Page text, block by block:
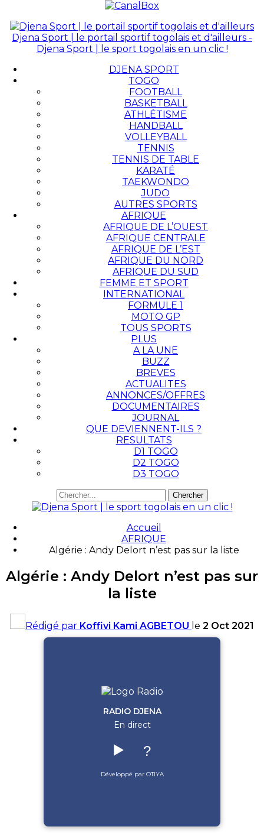
Djena Sport | le portail sportif togolais et d'ailleurs -
Djena Sport | le sport togolais en un clic !
DJENA SPORT
TOGO
FOOTBALL
BASKETBALL
ATHLÉTISME
HANDBALL
VOLLEYBALL
TENNIS
TENNIS DE TABLE
KARATÉ
TAEKWONDO
JUDO
AUTRES SPORTS
AFRIQUE
AFRIQUE DE L’OUEST
AFRIQUE CENTRALE
AFRIQUE DE L’EST
AFRIQUE DU NORD
AFRIQUE DU SUD
FEMME ET SPORT
INTERNATIONAL
FORMULE 1
MOTO GP
TOUS SPORTS
PLUS
A LA UNE
BUZZ
BREVES
ACTUALITES
ANNONCES/OFFRES
DOCUMENTAIRES
JOURNAL
QUE DEVIENNENT-ILS ?
RESULTATS
D1 TOGO
D2 TOGO
D3 TOGO
Accueil
AFRIQUE
Algérie : Andy Delort n’est pas sur la liste
Algérie : Andy Delort n’est pas sur
la liste
Rédigé par Koffivi Kami AGBETOU le 2 Oct 2021
RADIO DJENA
En direct
▶️ ?
Développé par OTIYA